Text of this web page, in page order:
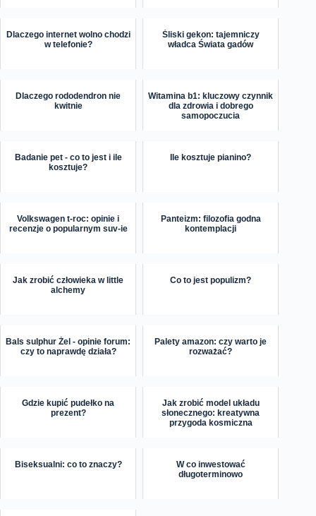
Dlaczego internet wolno chodzi
w telefonie?
Śliski gekon: tajemniczy
władca Świata gadów
Dlaczego rododendron nie
kwitnie
Witamina b1: kluczowy czynnik
dla zdrowia i dobrego
samopoczucia
Badanie pet - co to jest i ile
kosztuje?
Ile kosztuje pianino?
Volkswagen t-roc: opinie i
recenzje o popularnym suv-ie
Panteizm: filozofia godna
kontemplacji
Jak zrobić człowieka w little
alchemy
Co to jest populizm?
Bals sulphur Żel - opinie forum:
czy to naprawdę działa?
Palety amazon: czy warto je
rozważać?
Gdzie kupić pudełko na
prezent?
Jak zrobić model układu
słonecznego: kreatywna
przygoda kosmiczna
Biseksualni: co to znaczy?
W co inwestować
długoterminowo